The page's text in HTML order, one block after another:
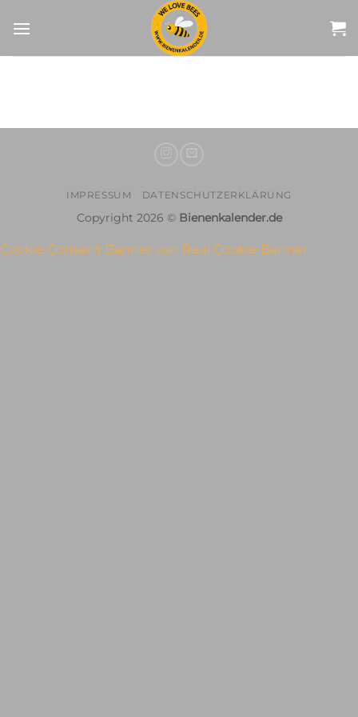
Inhalt
IMPRESSUM DATENSCHUTZERKLÄRUNG
Copyright 2026 © Bienenkalender.de
Cookie Consent Banner von Real Cookie Banner